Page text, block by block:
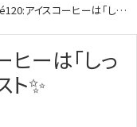
コーヒーは「しっかりめ」のこだわりテイスト✨
ーは「しっ
ト✨